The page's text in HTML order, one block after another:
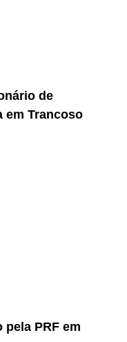
de
em Trancoso
pela PRF em